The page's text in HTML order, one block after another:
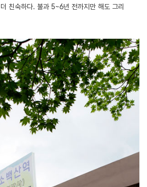
친숙하다. 불과 5~6년 전까지만 해도 그리